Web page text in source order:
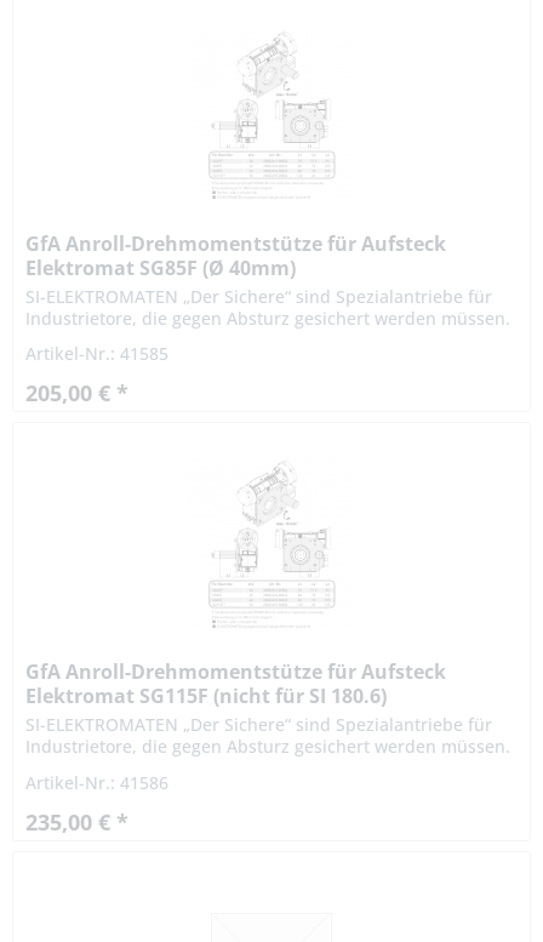
GfA Anroll-Drehmomentstütze für Aufsteck
Elektromat SG85F (Ø 40mm)
SI-ELEKTROMATEN „Der Sichere“ sind Spezialantriebe für
Industrietore, die gegen Absturz gesichert werden müssen.
Die...
Artikel-Nr.: 41585
205,00 € *
GfA Anroll-Drehmomentstütze für Aufsteck
Elektromat SG115F (nicht für SI 180.6)
SI-ELEKTROMATEN „Der Sichere“ sind Spezialantriebe für
Industrietore, die gegen Absturz gesichert werden müssen.
Die...
Artikel-Nr.: 41586
235,00 € *